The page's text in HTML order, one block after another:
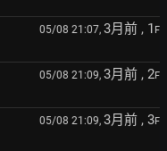
05/08 21:07, 3月前 , 1 F
05/08 21:09, 3月前 , 2F
05/08 21:09, 3月前 , 3F